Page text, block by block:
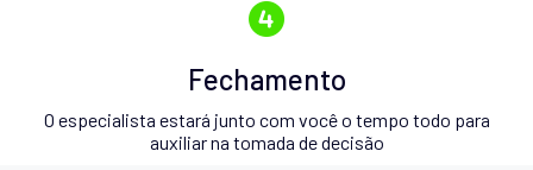
Fechamento
O especialista estará junto com você o tempo todo para
auxiliar na tomada de decisão